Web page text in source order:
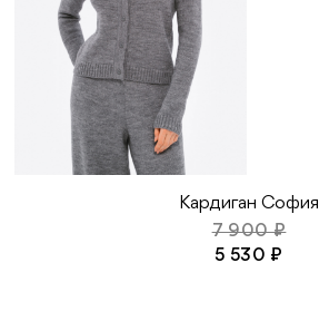
Кардиган София
7 900 ₽
5 530 ₽